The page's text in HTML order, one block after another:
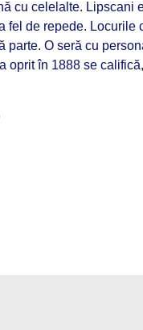
cu celelalte. Lipscani
fel de repede. Locurile
parte. O seră cu
oprit în 1888 se